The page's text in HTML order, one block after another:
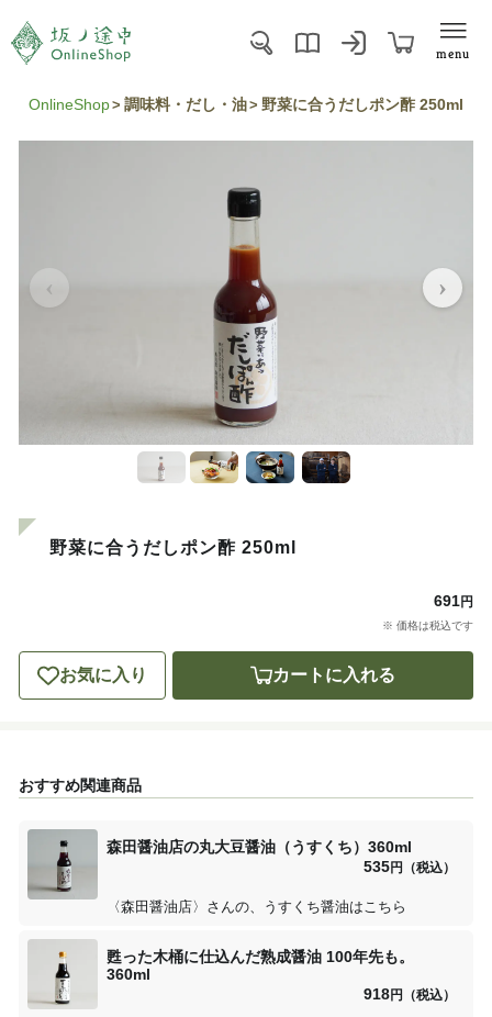
menu
OnlineShop 調味料・だし・油 野菜に合うだしポン酢 250ml
野菜に合うだしポン酢 250ml
691円
※ 価格は税込です
お気に入り カートに入れる
おすすめ関連商品
森田醤油店の丸大豆醤油（うすくち）360ml
535円（税込）
〈森田醤油店〉さんの、うすくち醤油はこちら
甦った木桶に仕込んだ熟成醤油 100年先も。
360ml
918円（税込）